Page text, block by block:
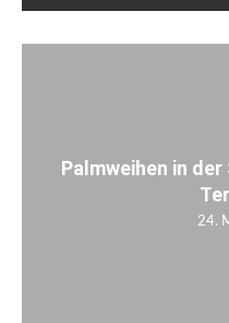
Palmweihen in
24.